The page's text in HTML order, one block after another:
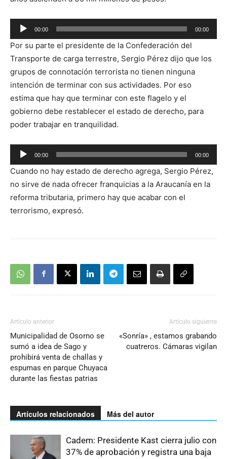
Reproductor
de
audio
00:00 00:00
Por su parte el presidente de la Confederación del
Transporte de carga terrestre, Sergio Pérez dijo que los
grupos de connotación terrorista no tienen ninguna
intención de terminar con sus actividades. Por eso
estima que hay que terminar con este flagelo y el
gobierno debe restablecer el estado de derecho, para
poder trabajar en tranquilidad.
Reproductor
de
audio
00:00 00:00
Cuando no hay estado de derecho agrega, Sergio Pérez,
no sirve de nada ofrecer franquicias a la Araucanía en la
reforma tributaria, primero hay que acabar con el
terrorismo, expresó.
Artículo anterior
Municipalidad de Osorno se
sumó a idea de Sago y
prohibirá venta de challas y
espumas en parque Chuyaca
durante las fiestas patrias
Artículo siguiente
«Sonría» , estamos grabando
cuatreros. Cámaras vigilan
Artículos relacionados Más del autor
Cadem: Presidente Kast cierra julio con
37% de aprobación y registra una baja